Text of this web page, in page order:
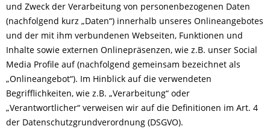
und Zweck der Verarbeitung von personenbezogenen Daten
(nachfolgend kurz „Daten“) innerhalb unseres Onlineangebotes
und der mit ihm verbundenen Webseiten, Funktionen und
Inhalte sowie externen Onlinepräsenzen, wie z.B. unser Social
Media Profile auf (nachfolgend gemeinsam bezeichnet als
„Onlineangebot“). Im Hinblick auf die verwendeten
Begrifflichkeiten, wie z.B. „Verarbeitung“ oder
„Verantwortlicher“ verweisen wir auf die Definitionen im Art. 4
der Datenschutzgrundverordnung (DSGVO).